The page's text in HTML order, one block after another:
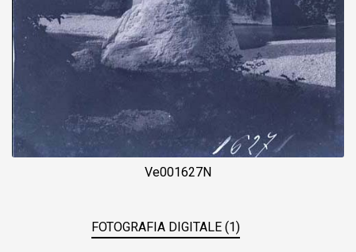
Ve001627N
FOTOGRAFIA DIGITALE (1)